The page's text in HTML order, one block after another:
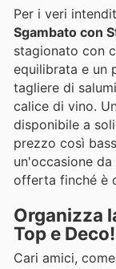
Per i veri
Sgambato con
stagionato con
equilibrata e un
tagliere di
calice di vino.
disponibile a soli
prezzo così
un'occasione
offerta finché è
Organizza
Top e Deco!
Cari amici,